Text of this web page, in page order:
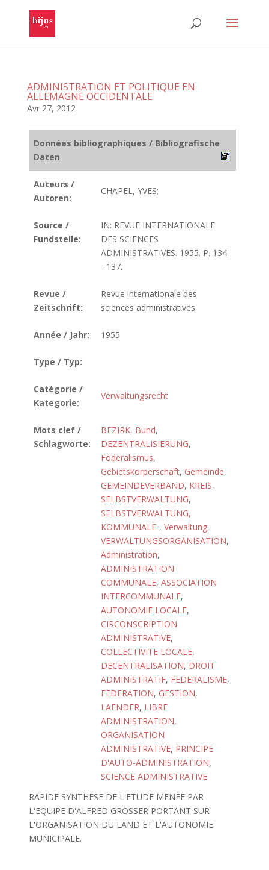
ADMINISTRATION ET POLITIQUE EN
ALLEMAGNE OCCIDENTALE
Avr 27, 2012
Données bibliographiques / Bibliografische
Daten
Auteurs /
Autoren:
CHAPEL, YVES;
Source /
Fundstelle:
IN: REVUE INTERNATIONALE
DES SCIENCES
ADMINISTRATIVES. 1955. P. 134
- 137.
Revue /
Zeitschrift:
Revue internationale des
sciences administratives
Année / Jahr: 1955
Type / Typ:
Catégorie /
Kategorie:
Verwaltungsrecht
Mots clef /
Schlagworte:
BEZIRK, Bund,
DEZENTRALISIERUNG,
Föderalismus,
Gebietskörperschaft, Gemeinde,
GEMEINDEVERBAND, KREIS,
SELBSTVERWALTUNG,
SELBSTVERWALTUNG,
KOMMUNALE-, Verwaltung,
VERWALTUNGSORGANISATION,
Administration,
ADMINISTRATION
COMMUNALE, ASSOCIATION
INTERCOMMUNALE,
AUTONOMIE LOCALE,
CIRCONSCRIPTION
ADMINISTRATIVE,
COLLECTIVITE LOCALE,
DECENTRALISATION, DROIT
ADMINISTRATIF, FEDERALISME,
FEDERATION, GESTION,
LAENDER, LIBRE
ADMINISTRATION,
ORGANISATION
ADMINISTRATIVE, PRINCIPE
D'AUTO-ADMINISTRATION,
SCIENCE ADMINISTRATIVE
RAPIDE SYNTHESE DE L'ETUDE MENEE PAR
L'EQUIPE D'ALFRED GROSSER PORTANT SUR
L'ORGANISATION DU LAND ET L'AUTONOMIE
MUNICIPALE.